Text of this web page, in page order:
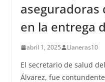
aseguradoras
en la entrega
abril 1, 2025 Llaneras10
El secretario de salud
Álvarez, fue